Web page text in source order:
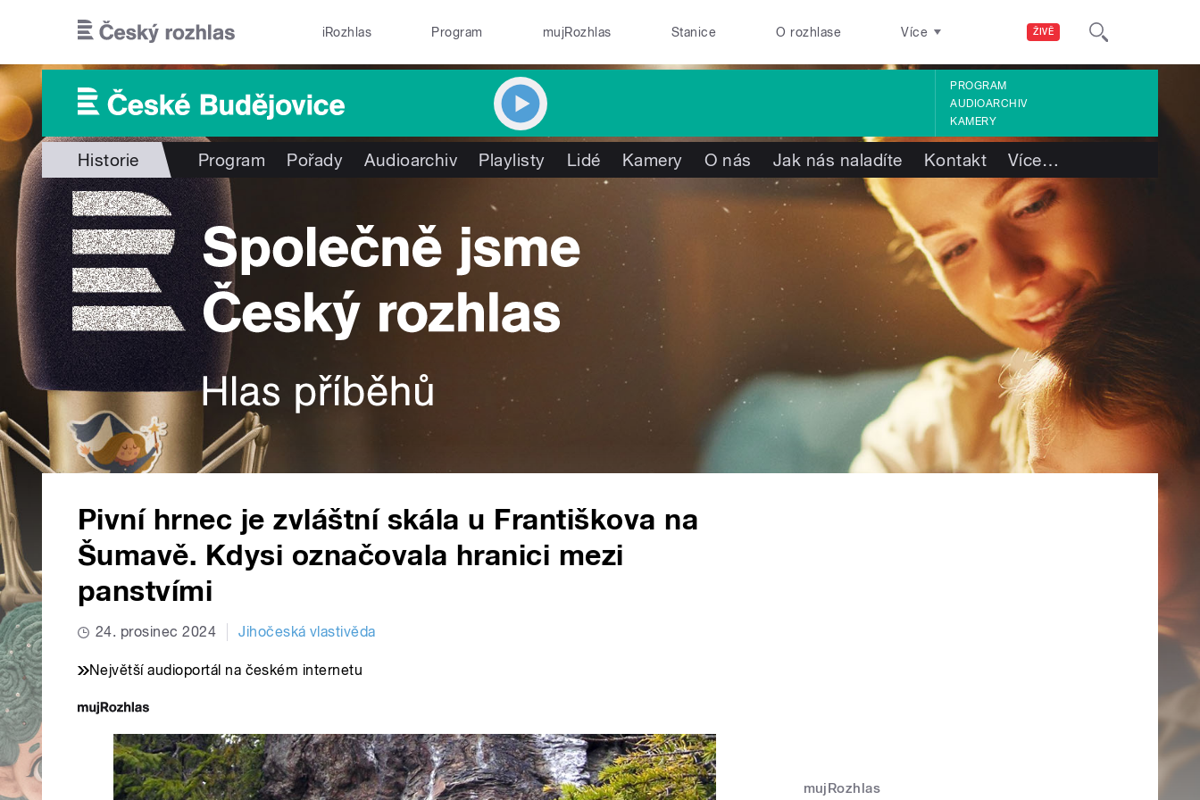
ŽIVĚ
iRozhlas Program mujRozhlas Stanice O rozhlase Více
PROGRAM
AUDIOARCHIV
KAMERY
Historie Program Pořady Audioarchiv Playlisty Lidé Kamery O nás Jak nás naladíte Kontakt Více…
Pivní hrnec je zvláštní skála u Františkova na
Šumavě. Kdysi označovala hranici mezi
panstvími
24. prosinec 2024 Jihočeská vlastivěda
Největší audioportál na českém internetu
mujRozhlas